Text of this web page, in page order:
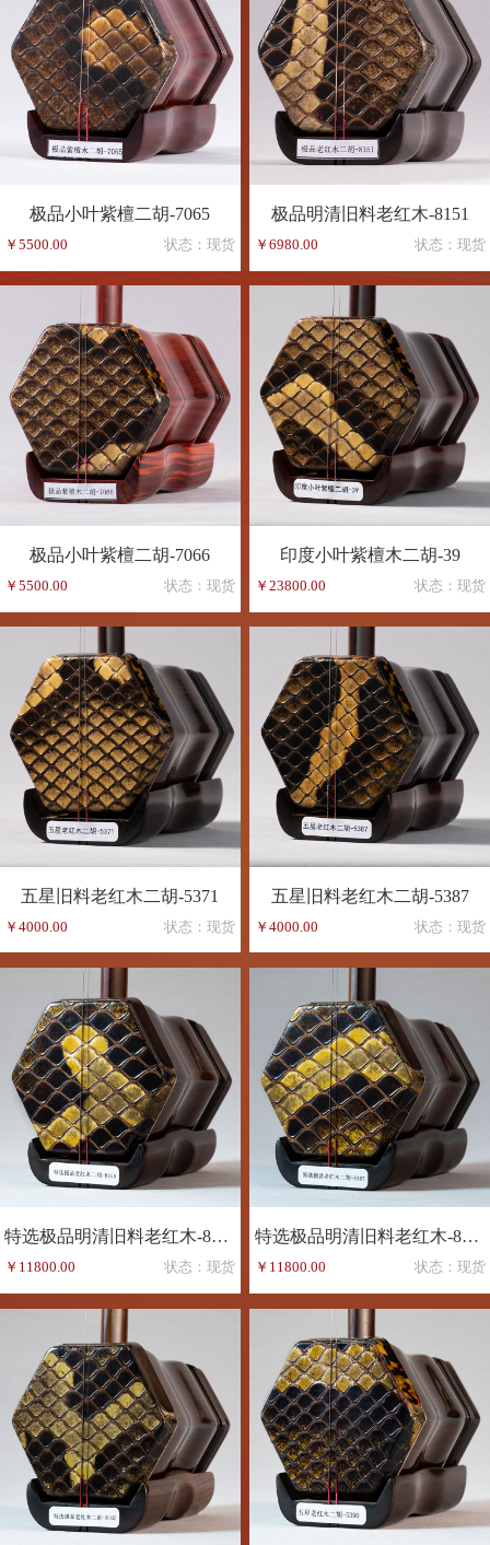
极品小叶紫檀二胡-7065
￥5500.00 状态：现货
极品明清旧料老红木-8151
￥6980.00 状态：现货
极品小叶紫檀二胡-7066
￥5500.00 状态：现货
印度小叶紫檀木二胡-39
￥23800.00 状态：现货
五星旧料老红木二胡-5371
￥4000.00 状态：现货
五星旧料老红木二胡-5387
￥4000.00 状态：现货
特选极品明清旧料老红木-8168
￥11800.00 状态：现货
特选极品明清旧料老红木-8167
￥11800.00 状态：现货